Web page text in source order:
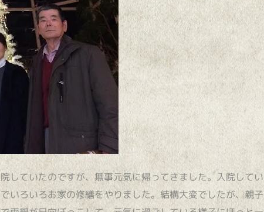
していたのですが、無事元気に帰ってきました。入院して
いろいろお家の修繕をやりました。結構大変でしたが、親